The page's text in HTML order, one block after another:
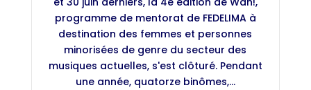
programme de mentorat de FEDELIMA à
destination des femmes et personnes
minorisées de genre du secteur des
musiques actuelles, s'est clôturé. Pendant
une année, quatorze binômes,...